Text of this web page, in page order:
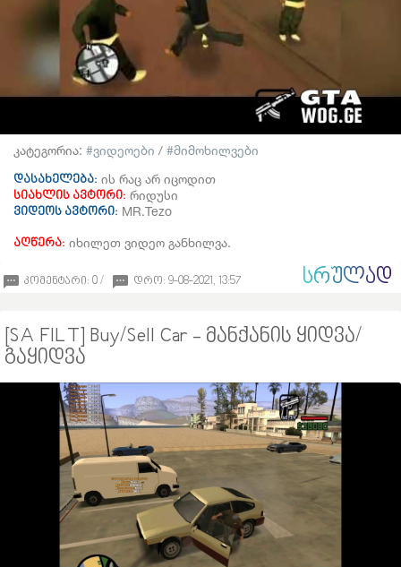
კატეგორია: ვიდეოები /
მიმოხილვები
დასახელება: ის რაც არ იცოდით
სიახლის ავტორი: რიდუსი
ვიდეოს ავტორი: MR.Tezo
აღწერა: იხილეთ ვიდეო განხილვა.
კომენტარი: 0 / დრო: 9-08-2021, 13:57 ᲡᲠᲣᲚᲐᲓ
[SA FILT] Buy/Sell Car - მანქანის ყიდვა/
გაყიდვა